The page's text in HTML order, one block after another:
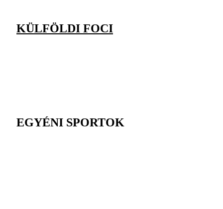
KÜLFÖLDI FOCI
EGYÉNI SPORTOK